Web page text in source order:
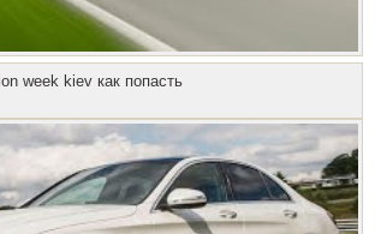
week kiev как попасть